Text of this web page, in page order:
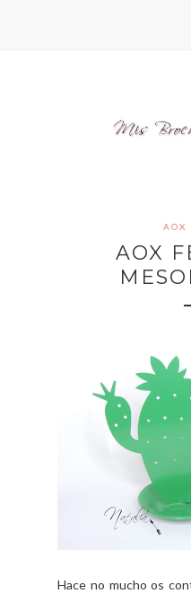
AOX
AOX
Hace no mucho os